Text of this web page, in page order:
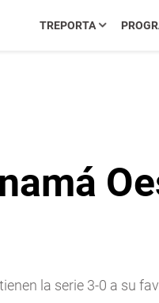
TREPORTA
la serie 3-0 a su